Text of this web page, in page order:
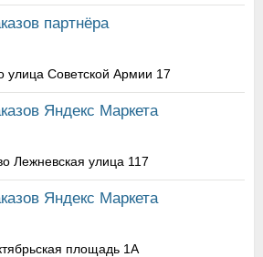
партнёра
улица Советской Армии 17
Яндекс Маркета
Лежневская улица 117
Яндекс Маркета
площадь 1А